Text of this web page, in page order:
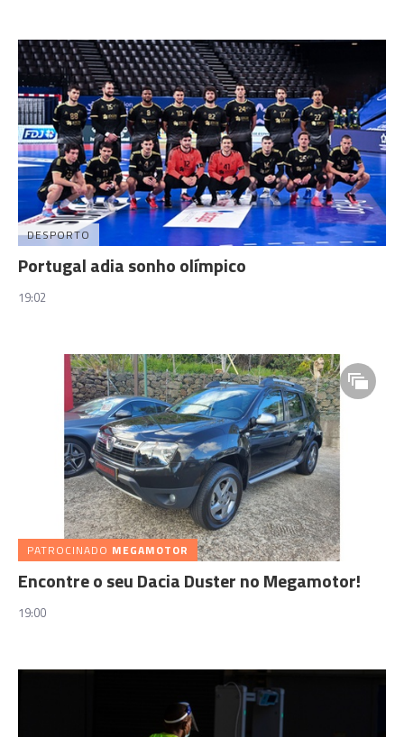
DESPORTO
Portugal adia sonho olímpico
19:02
PATROCINADO MEGAMOTOR
Encontre o seu Dacia Duster no Megamotor!
19:00